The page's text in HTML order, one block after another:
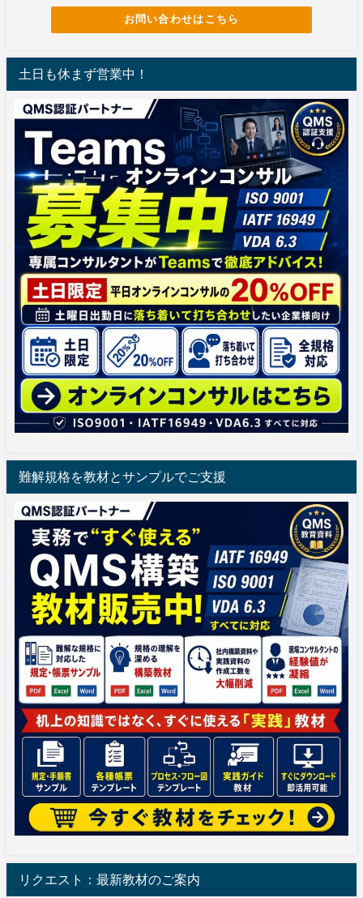
お問い合わせはこちら
土日も休まず営業中！
難解規格を教材とサンプルでご支援
リクエスト：最新教材のご案内